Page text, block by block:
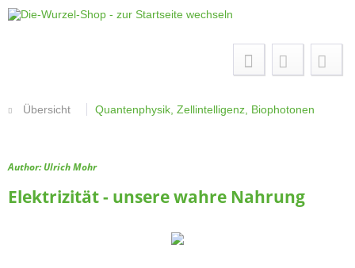
Übersicht Quantenphysik, Zellintelligenz, Biophotonen
Author: Ulrich Mohr
Elektrizität - unsere wahre Nahrung